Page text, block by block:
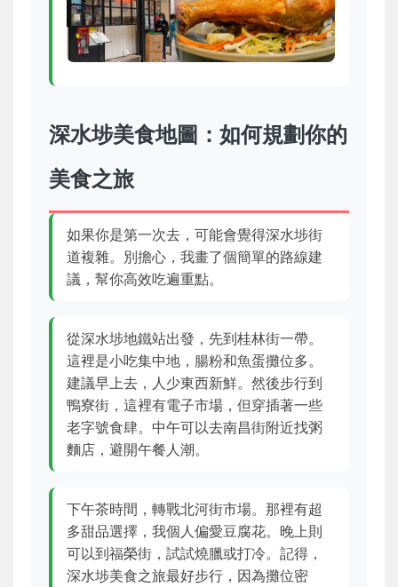
深水埗美食地圖：如何規劃你的
美食之旅
如果你是第一次去，可能會覺得深水埗街
道複雜。別擔心，我畫了個簡單的路線建
議，幫你高效吃遍重點。
從深水埗地鐵站出發，先到桂林街一帶。
這裡是小吃集中地，腸粉和魚蛋攤位多。
建議早上去，人少東西新鮮。然後步行到
鴨寮街，這裡有電子市場，但穿插著一些
老字號食肆。中午可以去南昌街附近找粥
麵店，避開午餐人潮。
下午茶時間，轉戰北河街市場。那裡有超
多甜品選擇，我個人偏愛豆腐花。晚上則
可以到福榮街，試試燒臘或打冷。記得，
深水埗美食之旅最好步行，因為攤位密